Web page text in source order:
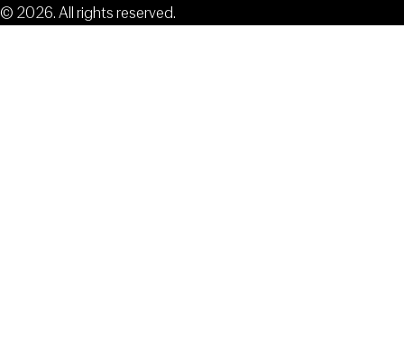
© 2026. All rights reserved.